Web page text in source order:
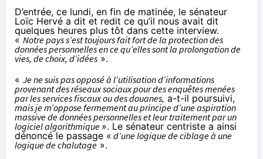
D’entrée, ce lundi, en fin de matinée, le sénateur
Loïc Hervé a dit et redit ce qu’il nous avait dit
quelques heures plus tôt dans cette interview.
« Notre pays s’est toujours fait fort de la protection des
données personnelles en ce qu’elles sont la prolongation de
vies, de choix, d’idées ».
« Je ne suis pas opposé à l’utilisation d’informations
provenant des réseaux sociaux pour des enquêtes menées
par les services fiscaux ou des douanes, a-t-il poursuivi,
mais je m’oppose fermement au principe d’une aspiration
massive de données personnelles et leur traitement par un
logiciel algorithmique ». Le sénateur centriste a ainsi
dénoncé le passage « d’une logique de ciblage à une
logique de chalutage ».